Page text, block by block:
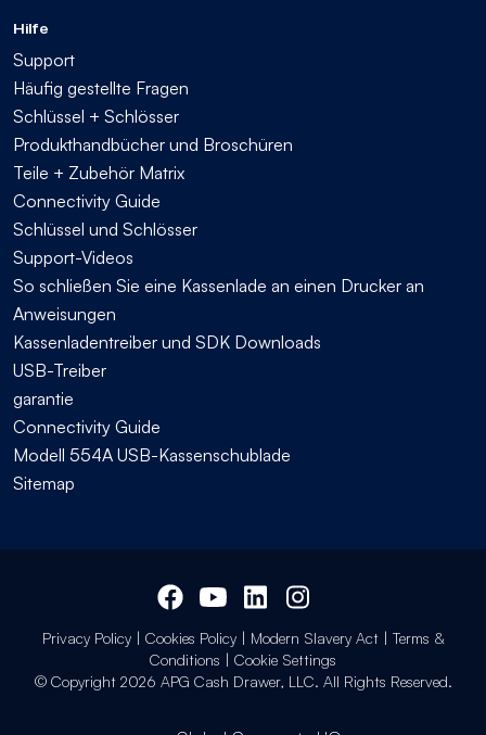
Hilfe
Support
Häufig gestellte Fragen
Schlüssel + Schlösser
Produkthandbücher und Broschüren
Teile + Zubehör Matrix
Connectivity Guide
Schlüssel und Schlösser
Support-Videos
So schließen Sie eine Kassenlade an einen Drucker an
Anweisungen
Kassenladentreiber und SDK Downloads
USB-Treiber
garantie
Connectivity Guide
Modell 554A USB-Kassenschublade
Sitemap
Privacy Policy| Cookies Policy| Modern Slavery Act| Terms &
Conditions | Cookie Settings
© Copyright 2026 APG Cash Drawer, LLC. All Rights Reserved.